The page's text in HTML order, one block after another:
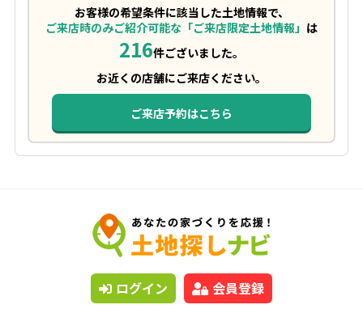
お客様の希望条件に該当した土地情報で、
ご来店時のみご紹介可能な「ご来店限定土地情報」 は
216件ございました。
お近くの店舗にご来店ください。
ご来店予約はこちら
ログイン 会員登録